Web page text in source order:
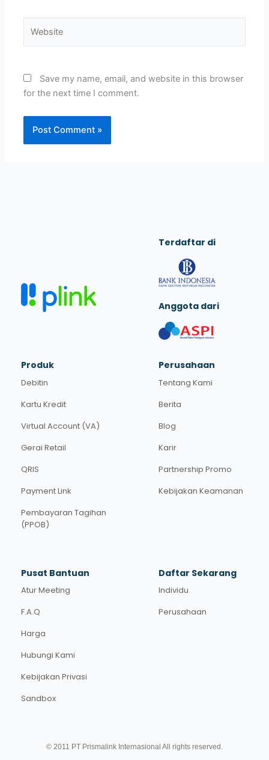
Save my name, email, and website in this browser
for the next time I comment.
Terdaftar di
Anggota dari
Produk
Debitin
Kartu Kredit
Virtual Account (VA)
Gerai Retail
QRIS
Payment Link
Pembayaran Tagihan
(PPOB)
Perusahaan
Tentang Kami
Berita
Blog
Karir
Partnership Promo
Kebijakan Keamanan
Pusat Bantuan
Atur Meeting
F.A.Q
Harga
Hubungi Kami
Kebijakan Privasi
Sandbox
Daftar Sekarang
Individu
Perusahaan
© 2011 PT Prismalink Internasional All rights reserved.